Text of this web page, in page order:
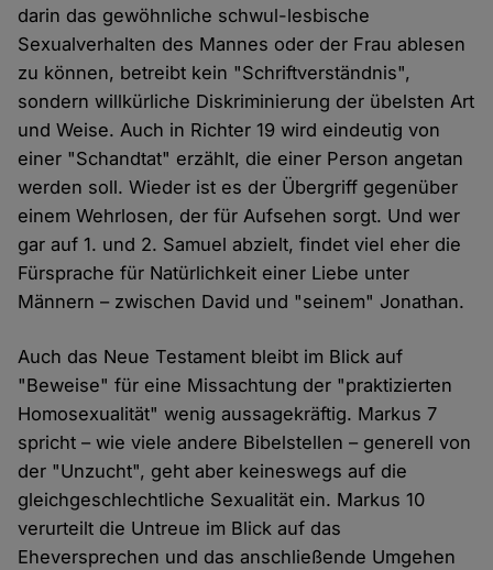
darin das gewöhnliche schwul-lesbische
Sexualverhalten des Mannes oder der Frau ablesen
zu können, betreibt kein "Schriftverständnis",
sondern willkürliche Diskriminierung der übelsten Art
und Weise. Auch in Richter 19 wird eindeutig von
einer "Schandtat" erzählt, die einer Person angetan
werden soll. Wieder ist es der Übergriff gegenüber
einem Wehrlosen, der für Aufsehen sorgt. Und wer
gar auf 1. und 2. Samuel abzielt, findet viel eher die
Fürsprache für Natürlichkeit einer Liebe unter
Männern – zwischen David und "seinem" Jonathan.
Auch das Neue Testament bleibt im Blick auf
"Beweise" für eine Missachtung der "praktizierten
Homosexualität" wenig aussagekräftig. Markus 7
spricht – wie viele andere Bibelstellen – generell von
der "Unzucht", geht aber keineswegs auf die
gleichgeschlechtliche Sexualität ein. Markus 10
verurteilt die Untreue im Blick auf das
Eheversprechen und das anschließende Umgehen